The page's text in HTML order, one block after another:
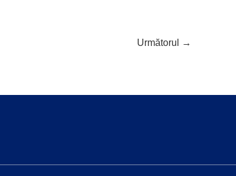
Următorul →